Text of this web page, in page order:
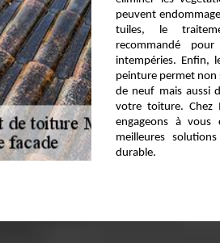
peuvent
tuiles, le
recommandé
intempéries. Enfin,
peinture permet non
de neuf mais aussi
votre toiture. Chez
engageons à
meilleures
durable.